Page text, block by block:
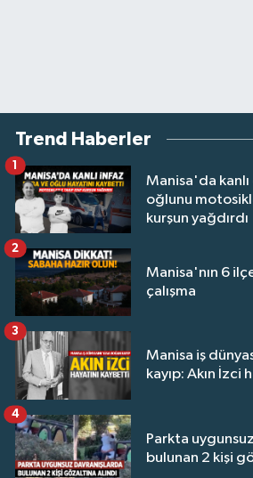
Trend Haberler
Manisa'da kanlı
oğlunu
kurşun yağdırdı
1
Manisa'nın 6
çalışma
2
Manisa iş
kayıp: Akın İzci
3
Parkta
bulunan 2 kişi
4